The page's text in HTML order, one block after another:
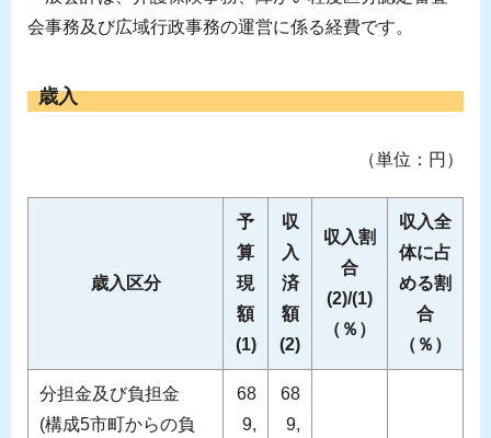
会事務及び広域行政事務の運営に係る経費です。
歳入
（単位：円）
歳入区分
予
算
現
額
(1)
収
入
済
額
(2)
収入割
合
(2)/(1)
（％）
収入全
体に占
める割
合
（％）
分担金及び負担金
(構成5市町からの負
68
9,
68
9,